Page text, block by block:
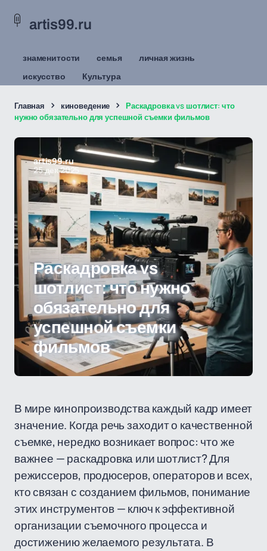
artis99.ru
знаменитости семья
личная жизнь
искусство
Культура
Главная киноведение
Раскадровка vs шотлист: что
нужно обязательно для успешной съемки фильмов
artis99.ru
25 дек 2025
Раскадровка vs
шотлист: что нужно
обязательно для
успешной съемки
фильмов
В мире кинопроизводства каждый кадр имеет
значение. Когда речь заходит о качественной
съемке, нередко возникает вопрос: что же
важнее — раскадровка или шотлист? Для
режиссеров, продюсеров, операторов и всех,
кто связан с созданием фильмов, понимание
этих инструментов — ключ к эффективной
организации съемочного процесса и
достижению желаемого результата. В